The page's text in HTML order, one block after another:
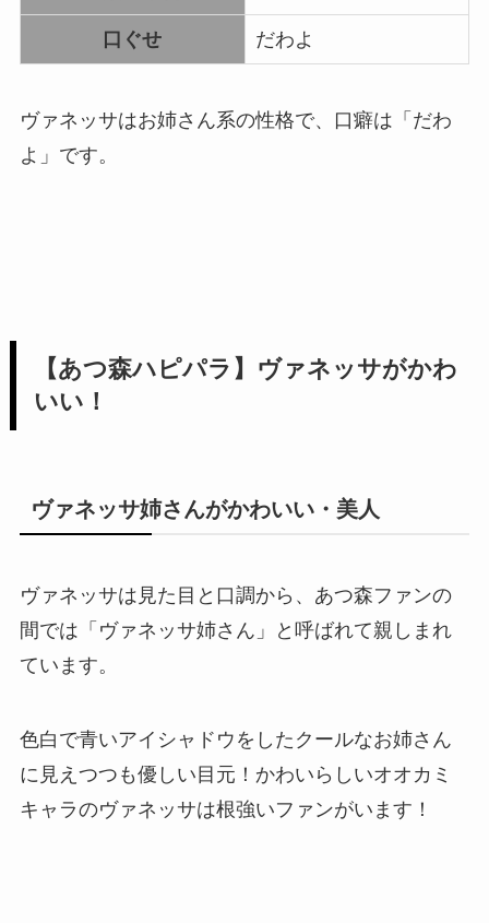
口ぐせ だわよ
ヴァネッサはお姉さん系の性格で、口癖は「だわ
よ」です。
【あつ森ハピパラ】ヴァネッサがかわ
いい！
ヴァネッサ姉さんがかわいい・美人
ヴァネッサは見た目と口調から、あつ森ファンの
間では「ヴァネッサ姉さん」と呼ばれて親しまれ
ています。
色白で青いアイシャドウをしたクールなお姉さん
に見えつつも優しい目元！かわいらしいオオカミ
キャラのヴァネッサは根強いファンがいます！